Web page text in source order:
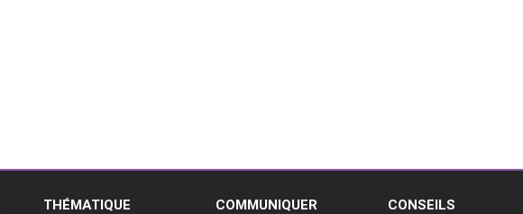
THÉMATIQUE COMMUNIQUER CONSEILS